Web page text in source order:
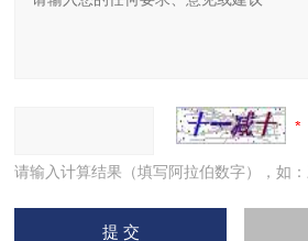
请输入计算结果（填写阿拉伯数字），如